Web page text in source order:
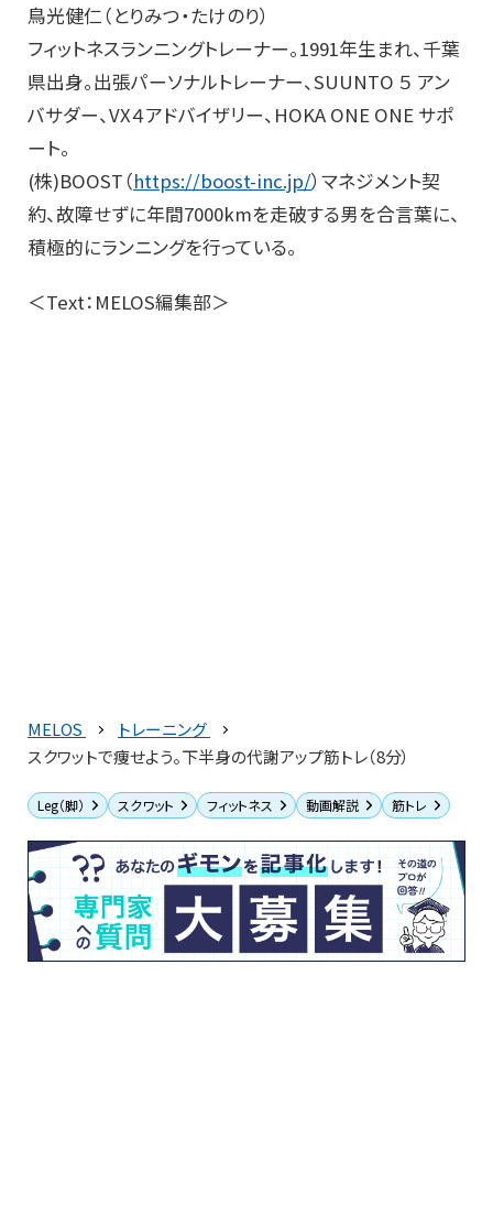
鳥光健仁（とりみつ・たけのり）
フィットネスランニングトレーナー。1991年生まれ、千葉
県出身。出張パーソナルトレーナー、SUUNTO ５ アン
バサダー、VX４アドバイザリー、HOKA ONE ONE サポ
ート。
(株)BOOST（https://boost-inc.jp/）マネジメント契
約、故障せずに年間7000kmを走破する男を合言葉に、
積極的にランニングを行っている。
＜Text：MELOS編集部＞
MELOS
トレーニング
スクワットで痩せよう。下半身の代謝アップ筋トレ（8分）
Leg（脚） スクワット フィットネス 動画解説 筋トレ